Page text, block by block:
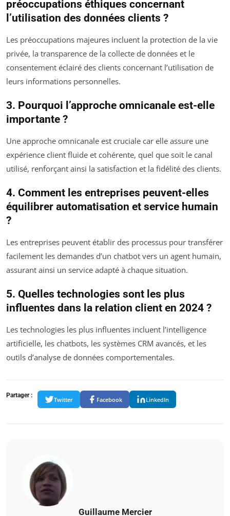
préoccupations éthiques concernant
l’utilisation des données clients ?
Les préoccupations majeures incluent la protection de la vie
privée, la transparence de la collecte de données et le
consentement éclairé des clients concernant l’utilisation de
leurs informations personnelles.
3. Pourquoi l’approche omnicanale est-elle
importante ?
Une approche omnicanale est cruciale car elle assure une
expérience client fluide et cohérente, quel que soit le canal
utilisé, renforçant ainsi la satisfaction et la fidélité des clients.
4. Comment les entreprises peuvent-elles
équilibrer automatisation et service humain
?
Les entreprises peuvent établir des processus pour transférer
facilement les demandes d’un chatbot vers un agent humain,
assurant ainsi un service adapté à chaque situation.
5. Quelles technologies sont les plus
influentes dans la relation client en 2024 ?
Les technologies les plus influentes incluent l’intelligence
artificielle, les chatbots, les systèmes CRM avancés, et les
outils d’analyse de données comportementales.
Partager :
Twitter Facebook LinkedIn
Guillaume Mercier